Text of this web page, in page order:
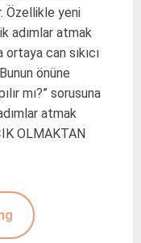
Özellikle yeni
adımlar atmak
can sıkıcı
önüne
mı?” sorusuna
atmak
OLMAKTAN